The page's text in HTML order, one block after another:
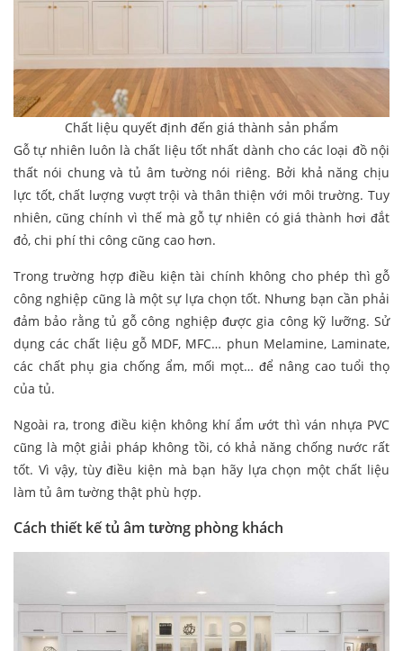
Chất liệu quyết định đến giá thành sản phẩm
Gỗ tự nhiên luôn là chất liệu tốt nhất dành cho các loại đồ nội
thất nói chung và tủ âm tường nói riêng. Bởi khả năng chịu
lực tốt, chất lượng vượt trội và thân thiện với môi trường. Tuy
nhiên, cũng chính vì thế mà gỗ tự nhiên có giá thành hơi đắt
đỏ, chi phí thi công cũng cao hơn.
Trong trường hợp điều kiện tài chính không cho phép thì gỗ
công nghiệp cũng là một sự lựa chọn tốt. Nhưng bạn cần phải
đảm bảo rằng tủ gỗ công nghiệp được gia công kỹ lưỡng. Sử
dụng các chất liệu gỗ MDF, MFC… phun Melamine, Laminate,
các chất phụ gia chống ẩm, mối mọt… để nâng cao tuổi thọ
của tủ.
Ngoài ra, trong điều kiện không khí ẩm ướt thì ván nhựa PVC
cũng là một giải pháp không tồi, có khả năng chống nước rất
tốt. Vì vậy, tùy điều kiện mà bạn hãy lựa chọn một chất liệu
làm tủ âm tường thật phù hợp.
Cách thiết kế tủ âm tường phòng khách